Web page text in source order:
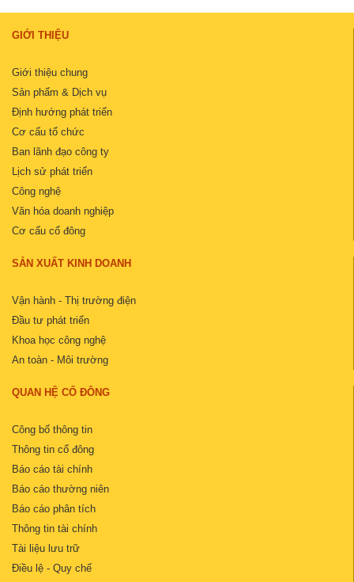
GIỚI THIỆU
Giới thiệu chung
Sản phẩm & Dịch vụ
Định hướng phát triển
Cơ cấu tổ chức
Ban lãnh đạo công ty
Lịch sử phát triển
Công nghệ
Văn hóa doanh nghiệp
Cơ cấu cổ đông
SẢN XUẤT KINH DOANH
Vận hành - Thị trường điện
Đầu tư phát triển
Khoa học công nghệ
An toàn - Môi trường
QUAN HỆ CỔ ĐÔNG
Công bố thông tin
Thông tin cổ đông
Báo cáo tài chính
Báo cáo thường niên
Báo cáo phân tích
Thông tin tài chính
Tài liệu lưu trữ
Điều lệ - Quy chế